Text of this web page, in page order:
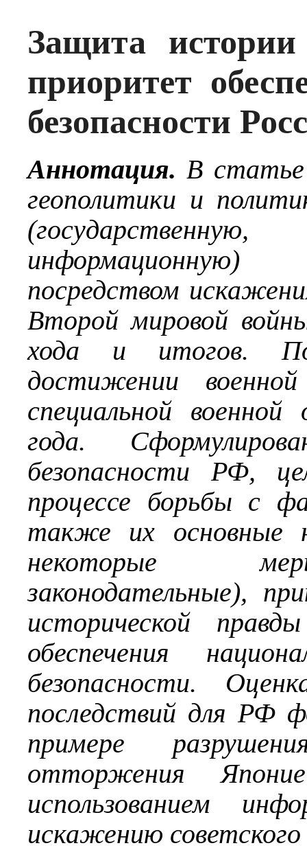
Защита истории
приоритет
безопасности
Аннотация. В статье
геополитики и
посредством
Второй мировой
хода и итогов.
достижении
специальной
года.
безопасности РФ,
процессе борьбы с
также их основные
некоторые
законодательные),
исторической
обеспечения
безопасности.
последствий для РФ
примере
отторжения
использованием
искажению